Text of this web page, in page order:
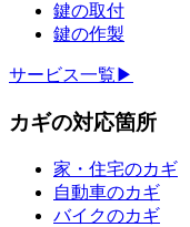
鍵の取付
鍵の作製
サービス一覧▶
カギの対応箇所
家・住宅のカギ
自動車のカギ
バイクのカギ